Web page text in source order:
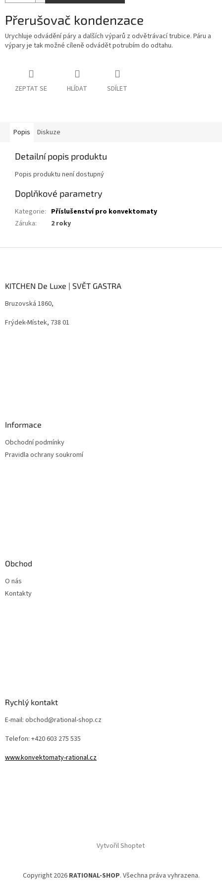
Přerušovač kondenzace
Urychluje odvádění páry a dalších výparů z odvětrávací trubice. Páru a
výpary je tak možné cíleně odvádět potrubím do odtahu.
ZEPTAT SE HLÍDAT SDÍLET
Popis Diskuze
Detailní popis produktu
Popis produktu není dostupný
Doplňkové parametry
Kategorie: Příslušenství pro konvektomaty
Záruka: 2 roky
KITCHEN De Luxe | SVĚT GASTRA
Bruzovská 1860,
Frýdek-Místek, 738 01
Informace
Obchodní podmínky
Pravidla ochrany soukromí
Obchod
O nás
Kontakty
Rychlý kontakt
E-mail: obchod@rational-shop.cz
Telefon: +420 603 275 535
www.konvektomaty-rational.cz
Vytvořil Shoptet
Copyright 2026 RATIONAL-SHOP. Všechna práva vyhrazena.